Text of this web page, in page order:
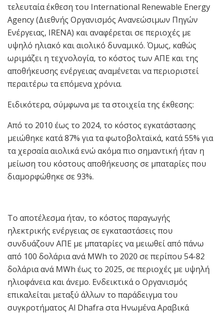
τελευταία έκθεση του International Renewable Energy
Agency (Διεθνής Οργανισμός Ανανεώσιμων Πηγών
Ενέργειας, IRENA) και αναφέρεται σε περιοχές με
υψηλό ηλιακό και αιολικό δυναμικό. Όμως, καθώς
ωριμάζει η τεχνολογία, το κόστος των ΑΠΕ και της
αποθήκευσης ενέργειας αναμένεται να περιοριστεί
περαιτέρω τα επόμενα χρόνια.
Ειδικότερα, σύμφωνα με τα στοιχεία της έκθεσης:
Από το 2010 έως το 2024, το κόστος εγκατάστασης
μειώθηκε κατά 87% για τα φωτοβολταϊκά, κατά 55% για
τα χερσαία αιολικά ενώ ακόμα πιο σημαντική ήταν η
μείωση του κόστους αποθήκευσης σε μπαταρίες που
διαμορφώθηκε σε 93%.
Το αποτέλεσμα ήταν, το κόστος παραγωγής
ηλεκτρικής ενέργειας σε εγκαταστάσεις που
συνδυάζουν ΑΠΕ με μπαταρίες να μειωθεί από πάνω
από 100 δολάρια ανά MWh το 2020 σε περίπου 54-82
δολάρια ανά MWh έως το 2025, σε περιοχές με υψηλή
ηλιοφάνεια και άνεμο. Ενδεικτικά ο Οργανισμός
επικαλείται μεταξύ άλλων το παράδειγμα του
συγκροτήματος Al Dhafra στα Ηνωμένα Αραβικά